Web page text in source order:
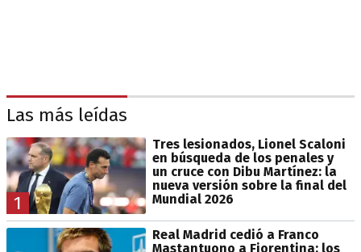
Las más leídas
1
Tres lesionados, Lionel Scaloni
en búsqueda de los penales y
un cruce con Dibu Martínez: la
nueva versión sobre la final del
Mundial 2026
Real Madrid cedió a Franco
Mastantuono a Fiorentina: los